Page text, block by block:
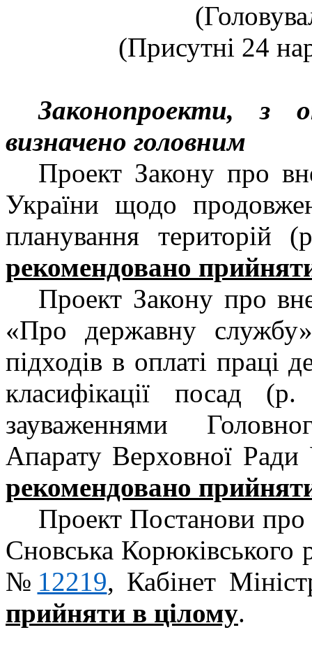
(Присутні 24
Законопроекти, з
визначено головним
Проект Закону про
України щодо
планування
рекомендовано
Проект Закону про
«Про державну
підходів в оплаті праці
класифікації посад
зауваженнями
Апарату Верховної
рекомендовано
Проект Постанови про
Сновська Корюківського
№ 12219, Кабінет
прийняти в цілому.